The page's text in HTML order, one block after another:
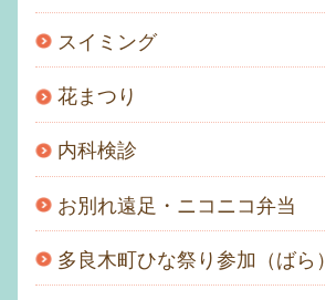
スイミング
花まつり
内科検診
お別れ遠足・ニコニコ弁当
多良木町ひな祭り参加（ばら）